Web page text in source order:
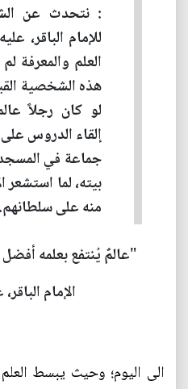
: نتحدث عن
للإمام الباقر،
العلم والمعرفة
هذه الشخصية
لو كان رجلاً
إلقاء الدروس
جماعة في
بيته، لما
منه على
"عالمٌ يُنتفع بعلمه
الإمام
الى اليوم؛ وحيث يبسط